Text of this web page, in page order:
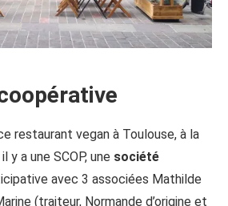
restaurant vegan à Toulouse, à la
y a une SCOP, une société
avec 3 associées Mathilde
(traiteur, Normande d’origine et